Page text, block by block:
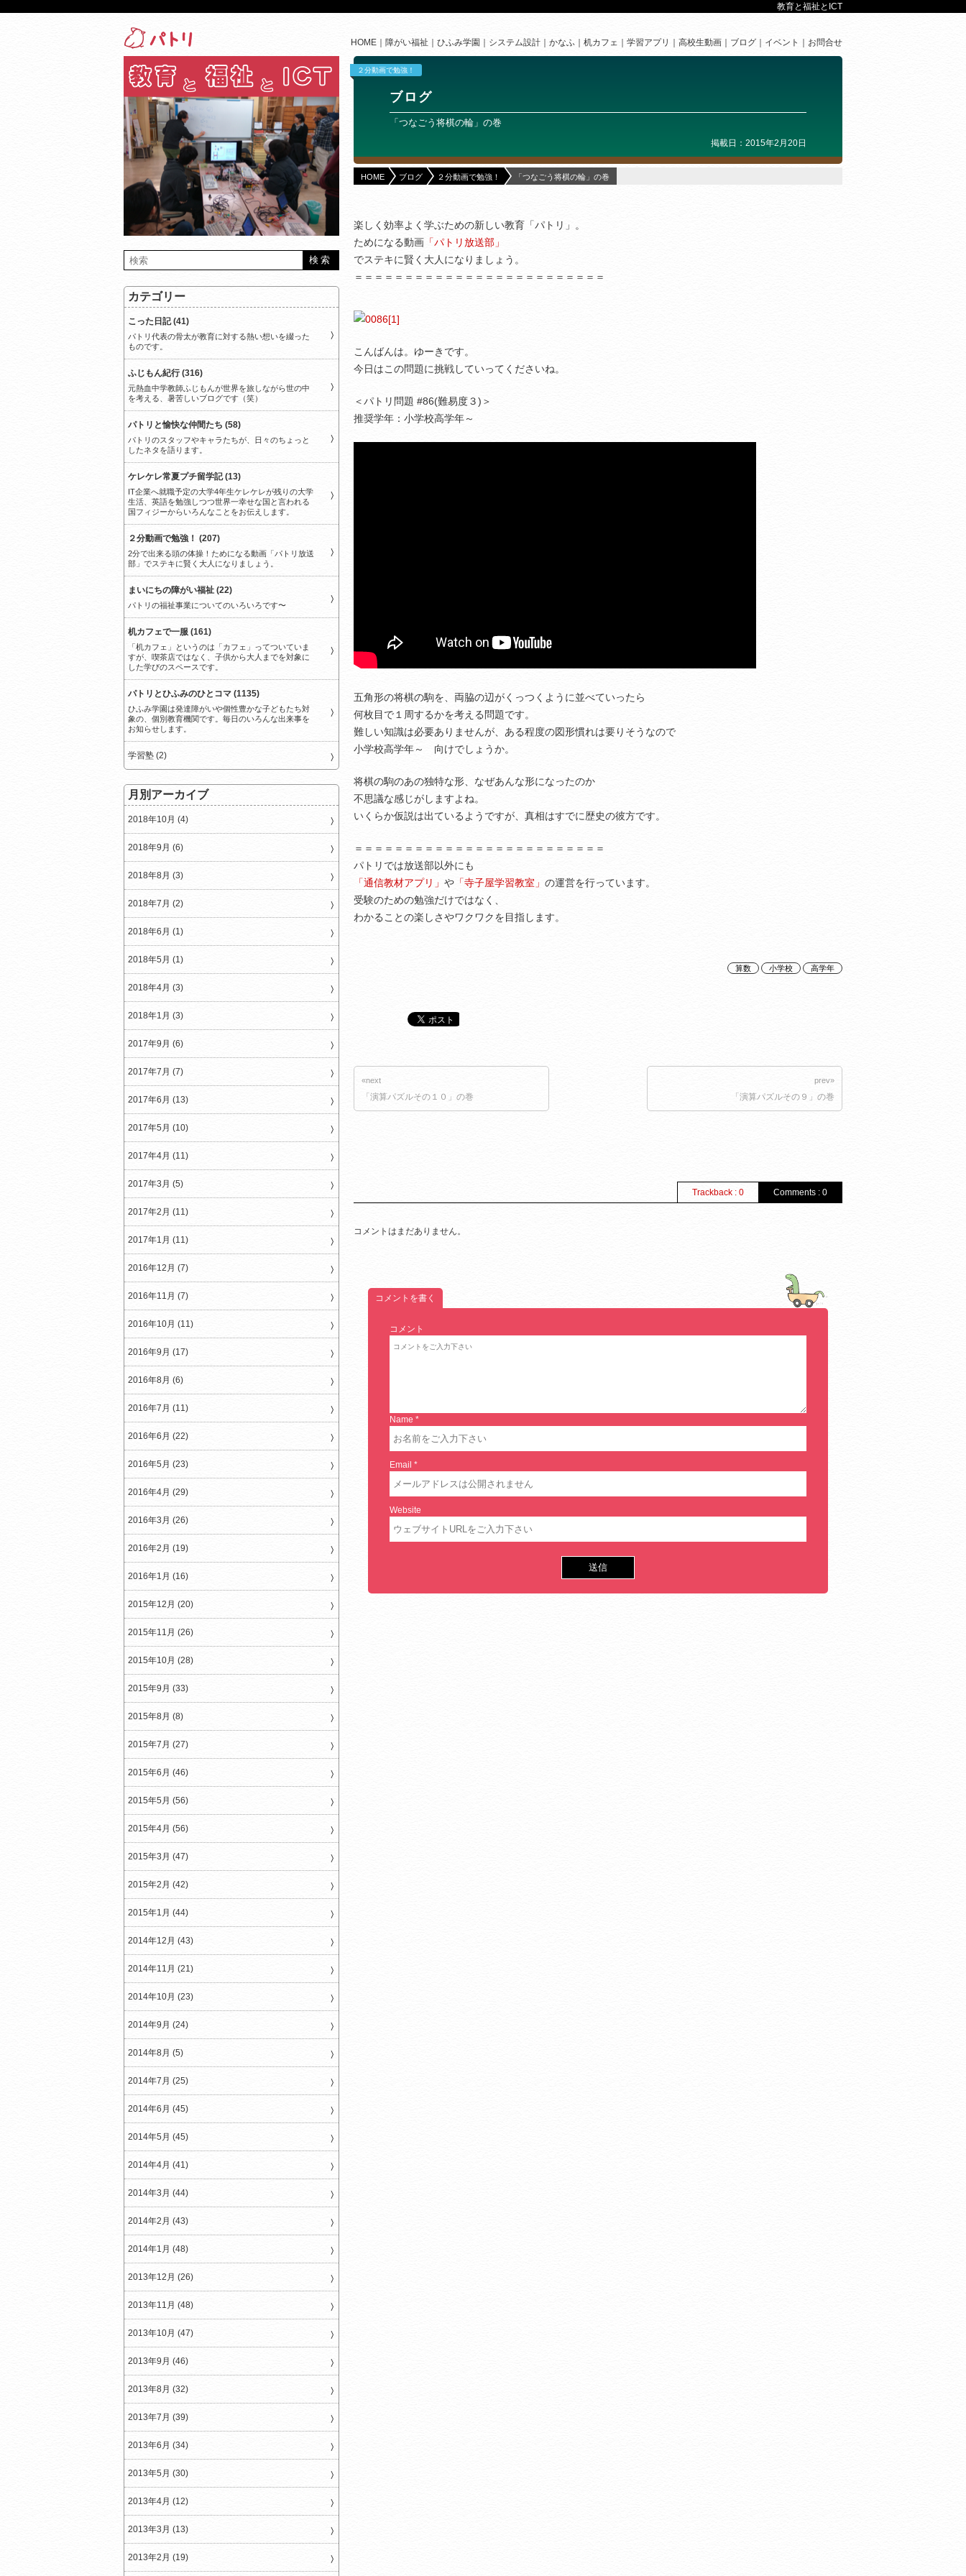
教育と福祉とICT
HOME 障がい福祉 ひふみ学園 システム設計 かなふ 机カフェ 学習アプリ 高校生動画 ブログ イベント お問合せ
２分動画で勉強！
ブログ
「つなごう将棋の輪」の巻
掲載日：2015年2月20日
HOME ブログ ２分動画で勉強！ 「つなごう将棋の輪」の巻
楽しく効率よく学ぶための新しい教育「パトリ」。
ためになる動画 「パトリ放送部」
でステキに賢く大人になりましょう。
＝＝＝＝＝＝＝＝＝＝＝＝＝＝＝＝＝＝＝＝＝＝＝＝＝
こんばんは。ゆーきです。
今日はこの問題に挑戦していってくださいね。
＜パトリ問題 #86(難易度３)＞
推奨学年：小学校高学年～
五角形の将棋の駒を、両脇の辺がくっつくように並べていったら
何枚目で１周するかを考える問題です。
難しい知識は必要ありませんが、ある程度の図形慣れは要りそうなので
小学校高学年～ 向けでしょうか。
将棋の駒のあの独特な形、なぜあんな形になったのか
不思議な感じがしますよね。
いくらか仮説は出ているようですが、真相はすでに歴史の彼方です。
＝＝＝＝＝＝＝＝＝＝＝＝＝＝＝＝＝＝＝＝＝＝＝＝＝
パトリでは放送部以外にも
「通信教材アプリ」 や 「寺子屋学習教室」 の運営を行っています。
受験のための勉強だけではなく、
わかることの楽しさやワクワクを目指します。
算数 小学校 高学年
«next
「演算パズルその１０」の巻
prev»
「演算パズルその９」の巻
Comments : 0
Trackback : 0
コメントはまだありません。
コメントを書く
コメント
Name *
Email *
Website
カテゴリー
こった日記 (41)
パトリ代表の骨太が教育に対する熱い想いを綴った
ものです。
ふじもん紀行 (316)
元熱血中学教師ふじもんが世界を旅しながら世の中
を考える、暑苦しいブログです（笑）
パトリと愉快な仲間たち (58)
パトリのスタッフやキャラたちが、日々のちょっと
したネタを語ります。
ケレケレ常夏プチ留学記 (13)
IT企業へ就職予定の大学4年生ケレケレが残りの大学
生活、英語を勉強しつつ世界一幸せな国と言われる
国フィジーからいろんなことをお伝えします。
２分動画で勉強！ (207)
2分で出来る頭の体操！ためになる動画「パトリ放送
部」でステキに賢く大人になりましょう。
まいにちの障がい福祉 (22)
パトリの福祉事業についてのいろいろです〜
机カフェで一服 (161)
「机カフェ」というのは「カフェ」ってついていま
すが、喫茶店ではなく、子供から大人までを対象に
した学びのスペースです。
パトリとひふみのひとコマ (1135)
ひふみ学園は発達障がいや個性豊かな子どもたち対
象の、個別教育機関です。毎日のいろんな出来事を
お知らせします。
学習塾 (2)
月別アーカイブ
2018年10月 (4)
2018年9月 (6)
2018年8月 (3)
2018年7月 (2)
2018年6月 (1)
2018年5月 (1)
2018年4月 (3)
2018年1月 (3)
2017年9月 (6)
2017年7月 (7)
2017年6月 (13)
2017年5月 (10)
2017年4月 (11)
2017年3月 (5)
2017年2月 (11)
2017年1月 (11)
2016年12月 (7)
2016年11月 (7)
2016年10月 (11)
2016年9月 (17)
2016年8月 (6)
2016年7月 (11)
2016年6月 (22)
2016年5月 (23)
2016年4月 (29)
2016年3月 (26)
2016年2月 (19)
2016年1月 (16)
2015年12月 (20)
2015年11月 (26)
2015年10月 (28)
2015年9月 (33)
2015年8月 (8)
2015年7月 (27)
2015年6月 (46)
2015年5月 (56)
2015年4月 (56)
2015年3月 (47)
2015年2月 (42)
2015年1月 (44)
2014年12月 (43)
2014年11月 (21)
2014年10月 (23)
2014年9月 (24)
2014年8月 (5)
2014年7月 (25)
2014年6月 (45)
2014年5月 (45)
2014年4月 (41)
2014年3月 (44)
2014年2月 (43)
2014年1月 (48)
2013年12月 (26)
2013年11月 (48)
2013年10月 (47)
2013年9月 (46)
2013年8月 (32)
2013年7月 (39)
2013年6月 (34)
2013年5月 (30)
2013年4月 (12)
2013年3月 (13)
2013年2月 (19)